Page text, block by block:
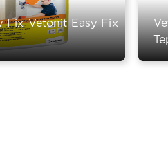
Fix Vetonit Easy Fix